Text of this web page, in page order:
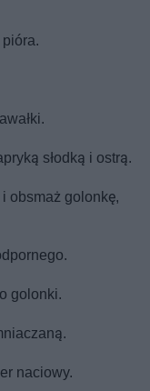
słodką i ostrą.
obsmaż golonkę,
golonki.
naciowy.